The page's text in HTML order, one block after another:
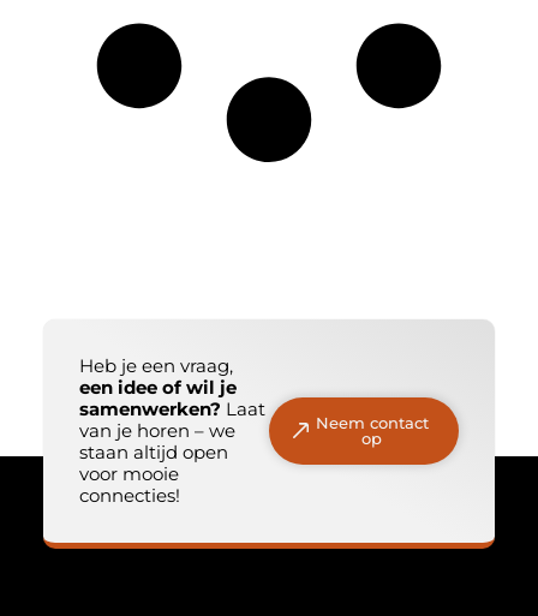
Heb je een vraag,
een idee of wil je
samenwerken? Laat
van je horen – we
staan altijd open
voor mooie
connecties!
Neem contact
op